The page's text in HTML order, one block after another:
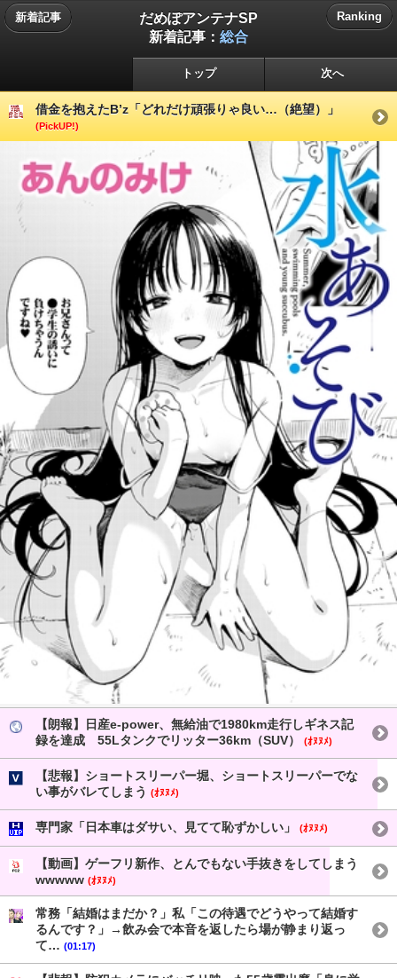
新着記事
だめぽアンテナSP
新着記事： 総合
Ranking
トップ 次へ
借金を抱えたB’z「どれだけ頑張りゃ良い…（絶望）」
(PickUP!)
【朗報】日産e-power、無給油で1980km走行しギネス記
録を達成 55Lタンクでリッター36km（SUV）
(ｵﾇﾇﾒ)
【悲報】ショートスリーパー堀、ショートスリーパーでな
い事がバレてしまう (ｵﾇﾇﾒ)
専門家「日本車はダサい、見てて恥ずかしい」 (ｵﾇﾇﾒ)
【動画】ゲーフリ新作、とんでもない手抜きをしてしまう
wwwww (ｵﾇﾇﾒ)
常務「結婚はまだか？」私「この待遇でどうやって結婚す
るんです？」→飲み会で本音を返したら場が静まり返っ
て… (01:17)